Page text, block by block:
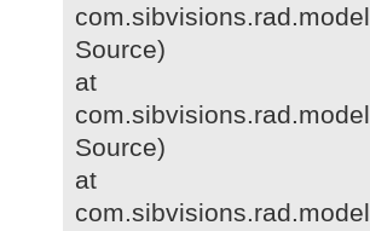
Source)
at
Source)
at